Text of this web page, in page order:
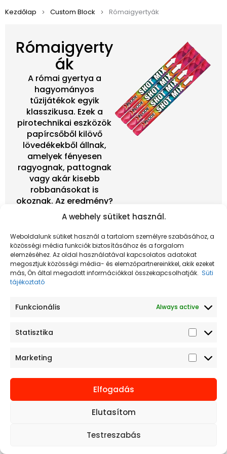
A webhely sütiket használ.
Weboldalunk sütiket használ a tartalom személyre szabásához, a
közösségi média funkciók biztosításához és a forgalom
elemzéséhez. Az oldal használatával kapcsolatos adatokat
megosztjuk közösségi média- és elemzőpartnereinkkel, akik ezeket
más, Ön által megadott információkkal összekapcsolhatják. Süti
tájékoztató
Funkcionális Always active
Statisztika
Marketing
Elfogadás
Elutasítom
Testreszabás
Kezdőlap Custom Block Rómaigyertyák
Rómaigyerty
ák
A római gyertya a
hagyományos
tűzijátékok egyik
klasszikusa. Ezek a
pirotechnikai eszközök
papírcsőből kilövő
lövedékekből állnak,
amelyek fényesen
ragyognak, pattognak
vagy akár kisebb
robbanásokat is
okoznak. Az eredmény?
Garantált öröm és
mosoly minden gyerek
arcán.